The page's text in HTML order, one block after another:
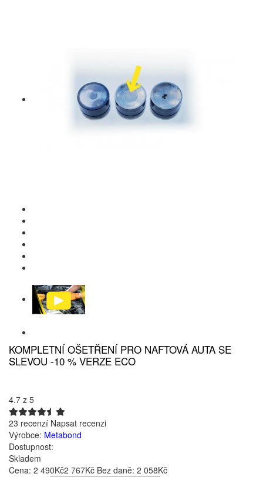
KOMPLETNÍ OŠETŘENÍ PRO NAFTOVÁ AUTA SE
SLEVOU -10 % VERZE ECO
4.7 z 5
23 recenzí Napsat recenzi
Výrobce: Metabond
Dostupnost:
Skladem
Cena: 2 490Kč2 767Kč Bez daně: 2 058Kč